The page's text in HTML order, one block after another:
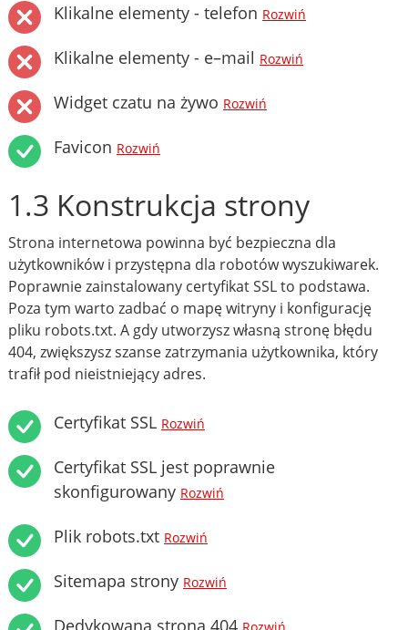
Klikalne elementy - telefon Rozwiń
Klikalne elementy - e–mail Rozwiń
Widget czatu na żywo Rozwiń
Favicon Rozwiń
1.3 Konstrukcja strony
Strona internetowa powinna być bezpieczna dla
użytkowników i przystępna dla robotów wyszukiwarek.
Poprawnie zainstalowany certyfikat SSL to podstawa.
Poza tym warto zadbać o mapę witryny i konfigurację
pliku robots.txt. A gdy utworzysz własną stronę błędu
404, zwiększysz szanse zatrzymania użytkownika, który
trafił pod nieistniejący adres.
Certyfikat SSL Rozwiń
Certyfikat SSL jest poprawnie
skonfigurowany Rozwiń
Plik robots.txt Rozwiń
Sitemapa strony Rozwiń